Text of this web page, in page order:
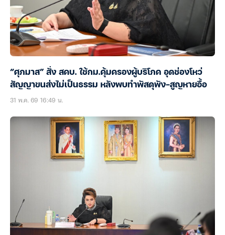
“ศุภมาส” สั่ง สคบ. ใช้กม.คุ้มครองผู้บริโภค อุดช่องโหว่
สัญญาขนส่งไม่เป็นธรรม หลังพบทำพัสดุพัง-สูญหายอื้อ
31 พ.ค. 69 16:49 น.